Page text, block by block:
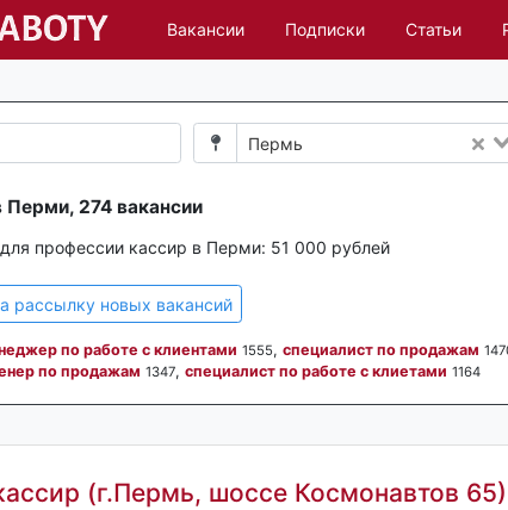
Вакансии Подписки Статьи
Пермь
Перми, 274 вакансии
профессии кассир в Перми: 51 000 рублей
рассылку новых вакансий
по работе с клиентами 1555, специалист по продажам
по продажам 1347, специалист по работе с клиетами 1164
(г.Пермь, шоссе Космонавтов 65)